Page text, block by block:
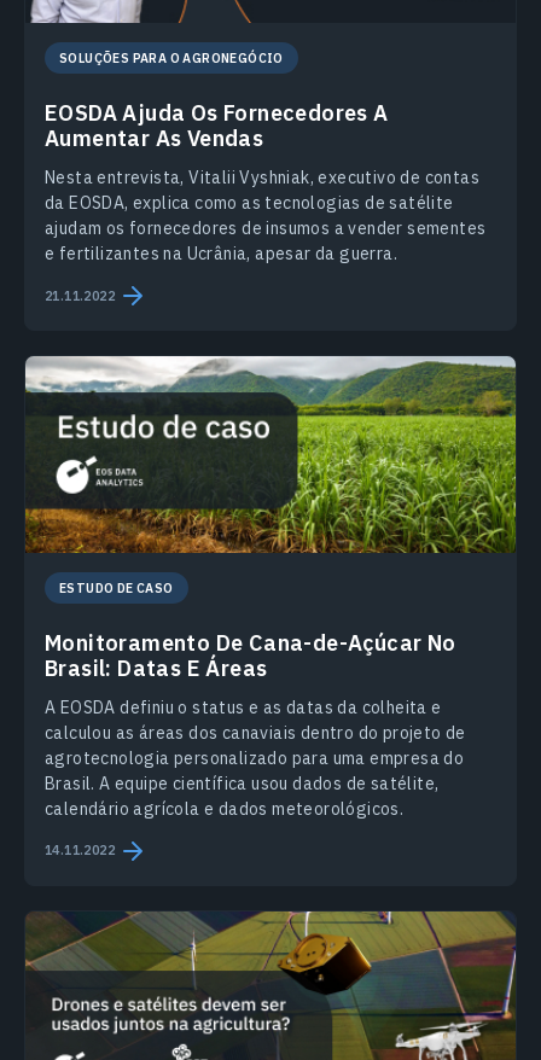
SOLUÇÕES PARA O AGRONEGÓCIO
EOSDA Ajuda Os Fornecedores A
Aumentar As Vendas
Nesta entrevista, Vitalii Vyshniak, executivo de contas
da EOSDA, explica como as tecnologias de satélite
ajudam os fornecedores de insumos a vender sementes
e fertilizantes na Ucrânia, apesar da guerra.
21.11.2022
ESTUDO DE CASO
Monitoramento De Cana-de-Açúcar No
Brasil: Datas E Áreas
A EOSDA definiu o status e as datas da colheita e
calculou as áreas dos canaviais dentro do projeto de
agrotecnologia personalizado para uma empresa do
Brasil. A equipe científica usou dados de satélite,
calendário agrícola e dados meteorológicos.
14.11.2022